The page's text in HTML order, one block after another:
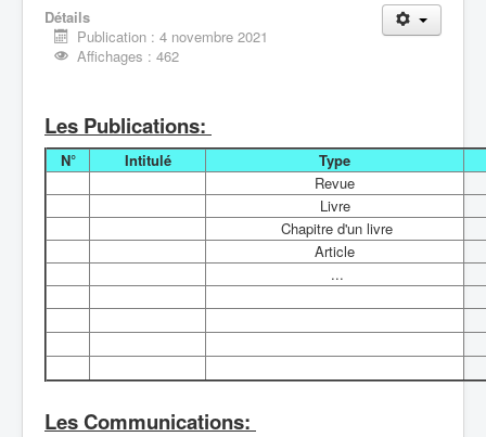
Détails
Publication : 4 novembre 2021
Affichages : 462
Les Publications:
N° Intitulé
Type
Revue
Livre
Chapitre d'un livre
Article
...
Les Communications: